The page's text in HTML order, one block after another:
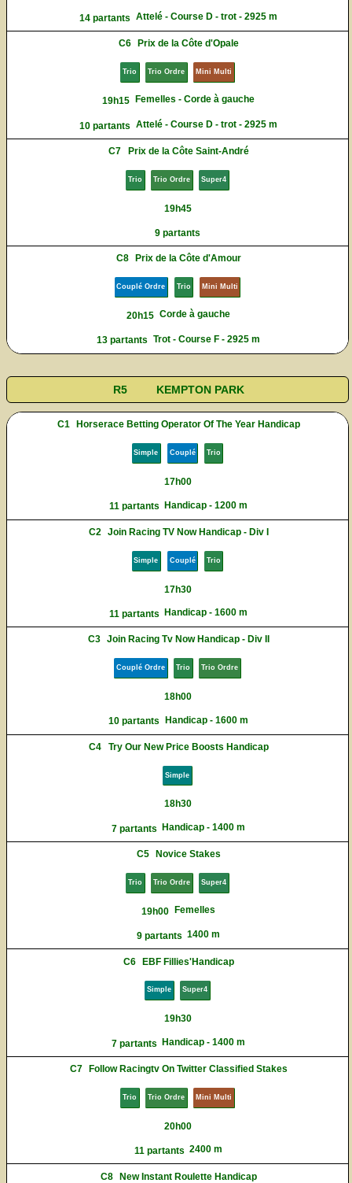
14 partants Attelé - Course D - trot - 2925 m
C6 Prix de la Côte d'Opale
Trio Trio Ordre Mini Multi
19h15 Femelles - Corde à gauche
10 partants Attelé - Course D - trot - 2925 m
C7 Prix de la Côte Saint-André
Trio Trio Ordre Super4
19h45
9 partants
C8 Prix de la Côte d'Amour
Couplé Ordre Trio Mini Multi
20h15 Corde à gauche
13 partants Trot - Course F - 2925 m
R5 KEMPTON PARK
C1 Horserace Betting Operator Of The Year Handicap
Simple Couplé Trio
17h00
11 partants Handicap - 1200 m
C2 Join Racing TV Now Handicap - Div I
Simple Couplé Trio
17h30
11 partants Handicap - 1600 m
C3 Join Racing Tv Now Handicap - Div II
Couplé Ordre Trio Trio Ordre
18h00
10 partants Handicap - 1600 m
C4 Try Our New Price Boosts Handicap
Simple
18h30
7 partants Handicap - 1400 m
C5 Novice Stakes
Trio Trio Ordre Super4
19h00 Femelles
9 partants 1400 m
C6 EBF Fillies'Handicap
Simple Super4
19h30
7 partants Handicap - 1400 m
C7 Follow Racingtv On Twitter Classified Stakes
Trio Trio Ordre Mini Multi
20h00
11 partants 2400 m
C8 New Instant Roulette Handicap